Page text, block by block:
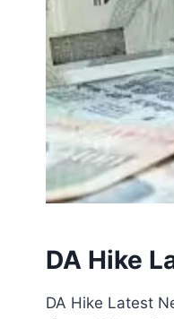
DA Hike
DA Hike Latest